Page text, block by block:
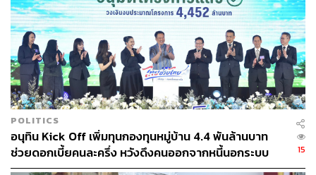
POLITICS
อนุทิน Kick Off เพิ่มทุนกองทุนหมู่บ้าน 4.4 พันล้านบาท
ช่วยดอกเบี้ยคนละครึ่ง หวังดึงคนออกจากหนี้นอกระบบ
15